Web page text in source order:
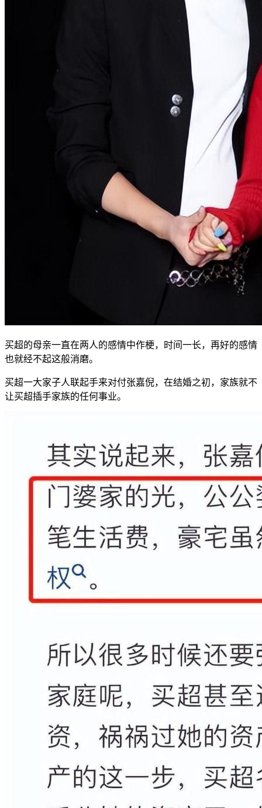
买超的母亲一直在两人的感情中作梗，时间一长，再好的感情
也就经不起这般消磨。
买超一大家子人联起手来对付张嘉倪，在结婚之初，家族就不
让买超插手家族的任何事业。